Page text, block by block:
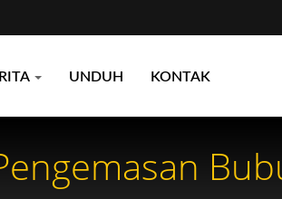
UNDUH KONTAK